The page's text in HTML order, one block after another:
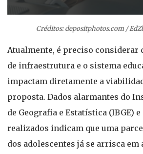
Créditos: depositphotos.com /
Atualmente, é preciso considerar
de infraestrutura e o sistema
impactam diretamente a
proposta. Dados alarmantes do
de Geografia e Estatística (IBGE) e
realizados indicam que uma
dos adolescentes já se arrisca em